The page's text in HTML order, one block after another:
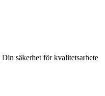
Din säkerhet för kvalitetsarbete